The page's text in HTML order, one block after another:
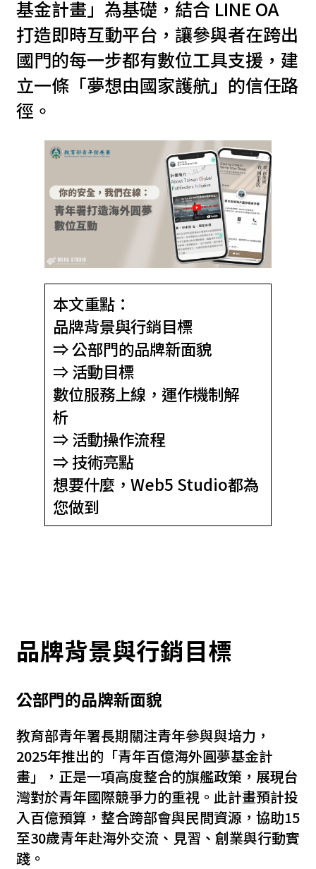
基金計畫」為基礎，結合 LINE OA
打造即時互動平台，讓參與者在跨出
國門的每一步都有數位工具支援，建
立一條「夢想由國家護航」的信任路
徑。
本文重點：
品牌背景與行銷目標
⇒ 公部門的品牌新面貌
⇒ 活動目標
數位服務上線，運作機制解
析
⇒ 活動操作流程
⇒ 技術亮點
想要什麼，Web5 Studio都為
您做到
品牌背景與行銷目標
公部門的品牌新面貌
教育部青年署長期關注青年參與與培力，
2025年推出的「青年百億海外圓夢基金計
畫」，正是一項高度整合的旗艦政策，展現台
灣對於青年國際競爭力的重視。此計畫預計投
入百億預算，整合跨部會與民間資源，協助15
至30歲青年赴海外交流、見習、創業與行動實
踐。